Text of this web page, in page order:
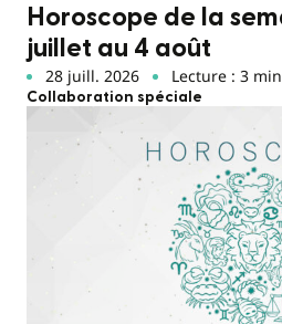
Horoscope de la
juillet au 4 août
28 juill. 2026 Lecture : 3
Collaboration spéciale